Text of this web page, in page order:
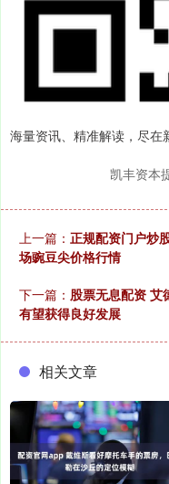
海量资讯、精准解读，尽在
凯丰资本
上一篇： 正规配资门户炒
场豌豆尖价格行情
下一篇： 股票无息配资 艾
有望获得良好发展
相关文章